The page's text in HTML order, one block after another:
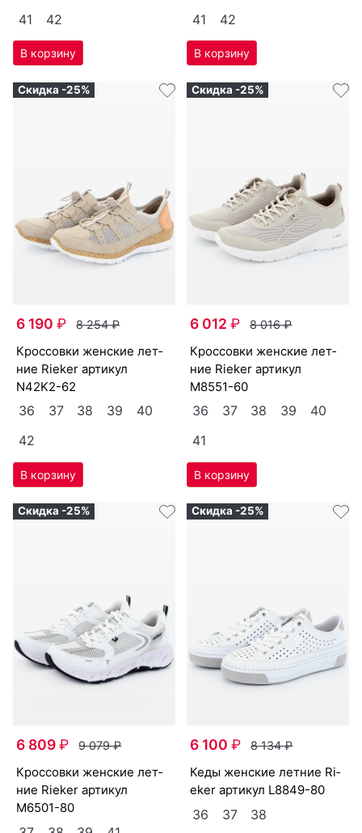
41
42
41
42
Скидка -25%
6 190₽ 8 254₽
крос­совки женс­кие лет­
ние Ri­eker артикул
N42K2-62
36 37 38 39
40
42
Скидка -25%
6 012₽ 8 016₽
крос­совки женс­кие лет­
ние Ri­eker артикул
M8551-60
36 37 38 39
40
41
Скидка -25%
6 809₽ 9 079₽
крос­совки женс­кие лет­
ние Ri­eker артикул
M6501-80
Скидка -25%
6 100₽ 8 134₽
ке­ды женс­кие лет­ние Ri­
eker артикул L8849-80
36 37 38